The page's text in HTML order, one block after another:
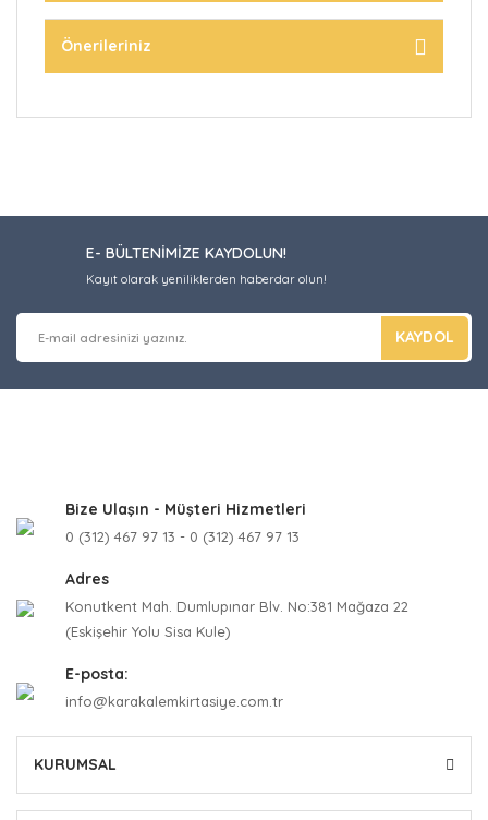
Önerileriniz
E- BÜLTENİMİZE KAYDOLUN!
Kayıt olarak yeniliklerden haberdar olun!
KAYDOL
Bize Ulaşın - Müşteri Hizmetleri
0 (312) 467 97 13 - 0 (312) 467 97 13
Adres
Konutkent Mah. Dumlupınar Blv. No:381 Mağaza 22
(Eskişehir Yolu Sisa Kule)
E-posta:
info@karakalemkirtasiye.com.tr
KURUMSAL